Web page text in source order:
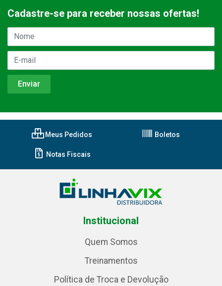
Cadastre-se para receber nossas ofertas!
Meus Pedidos Boletos
Notas Fiscais
Institucional
Quem Somos
Treinamentos
Política de Troca e Devolução